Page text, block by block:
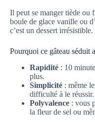
Il peut se manger tiède ou
boule de glace vanille ou
c’est un dessert irrésistible.
Pourquoi ce gâteau séduit
Rapidité : 10
plus.
Simplicité : même
difficulté à le réussir.
Polyvalence : vous
la fleur de sel ou